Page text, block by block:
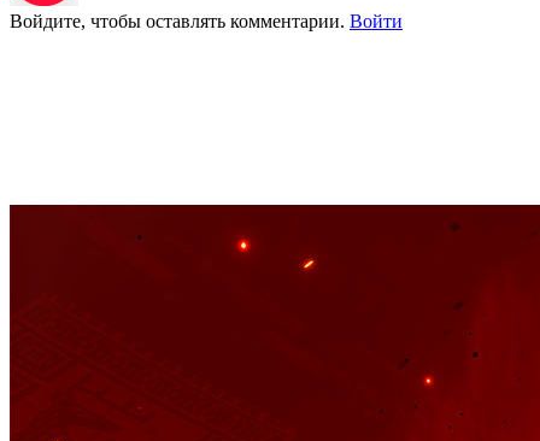
Войдите, чтобы оставлять комментарии. Войти